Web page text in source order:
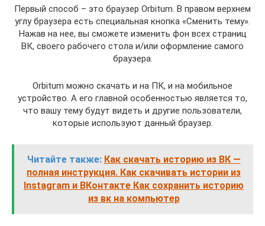
Первый способ – это браузер Orbitum. В правом верхнем
углу браузера есть специальная кнопка «Сменить тему».
Нажав на нее, вы сможете изменить фон всех страниц
ВК, своего рабочего стола и/или оформление самого
браузера.
Orbitum можно скачать и на ПК, и на мобильное
устройство. А его главной особенностью является то,
что вашу тему будут видеть и другие пользователи,
которые используют данный браузер.
Читайте также: Как скачать историю из ВК —
полная инструкция. Как скачивать истории из
Instagram и ВКонтакте Как сохранить историю
из вк на компьютер